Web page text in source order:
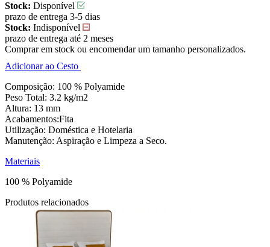
Stock: Disponível
prazo de entrega 3-5 dias
Stock: Indisponível
prazo de entrega até 2 meses
Comprar em stock ou encomendar um tamanho personalizados.
Adicionar ao Cesto
Composição: 100 % Polyamide
Peso Total: 3.2 kg/m2
Altura: 13 mm
Acabamentos:Fita
Utilização: Doméstica e Hotelaria
Manutenção: Aspiração e Limpeza a Seco.
Materiais
100 % Polyamide
Produtos relacionados